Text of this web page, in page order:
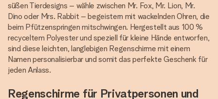
süßen Tierdesigns – wähle zwischen Mr. Fox, Mr. Lion, Mr.
Dino oder Mrs. Rabbit – begeistern mit wackelnden Ohren, die
beim Pfützenspringen mitschwingen. Hergestellt aus 100 %
recyceltem Polyester und speziell für kleine Hände entworfen,
sind diese leichten, langlebigen Regenschirme mit einem
Namen personalisierbar und somit das perfekte Geschenk für
jeden Anlass.
Regenschirme für Privatpersonen und